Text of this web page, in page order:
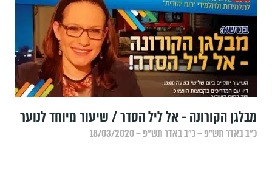
מבלגן הקורונה - אל ליל הסדר / שיעור מיוחד לנוער
כ״ב באדר תש״פ – כ״ב באדר תש״פ – 18/03/2020